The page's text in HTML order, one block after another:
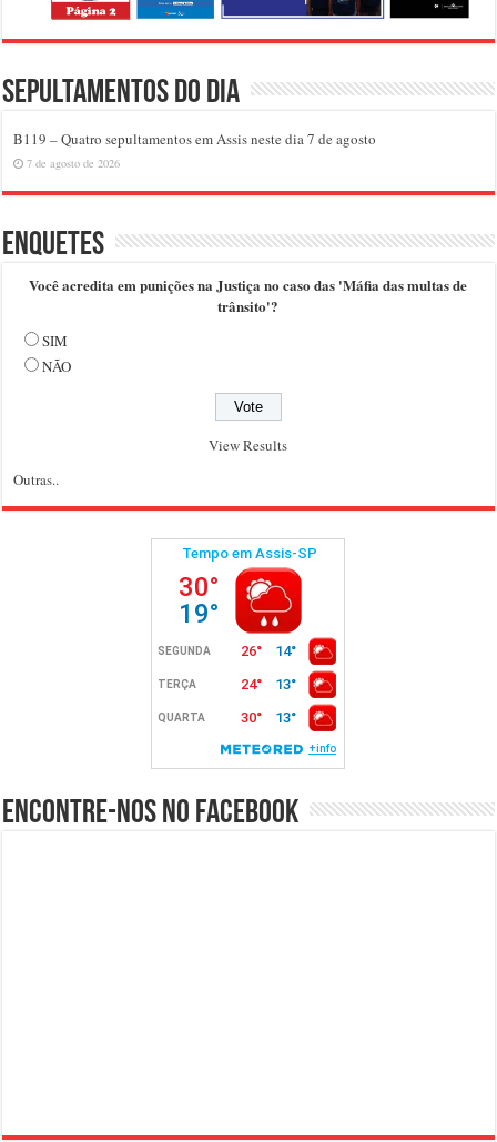
Sepultamentos do dia
B119 – Quatro sepultamentos em Assis neste dia 7 de agosto
7 de agosto de 2026
Enquetes
Você acredita em punições na Justiça no caso das 'Máfia das multas de
trânsito'?
SIM
NÃO
View Results
Outras..
Encontre-nos no Facebook